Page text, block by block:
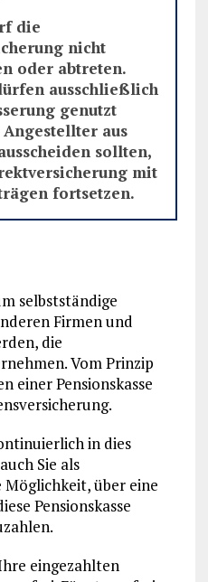
die
nicht
oder abtreten.
ausschließlich
genutzt
aus
sollten,
mit
fortsetzen.
selbstständige
Firmen und
die
Vom Prinzip
einer Pensionskasse
in dies
Sie als
über eine
Pensionskasse
eingezahlten